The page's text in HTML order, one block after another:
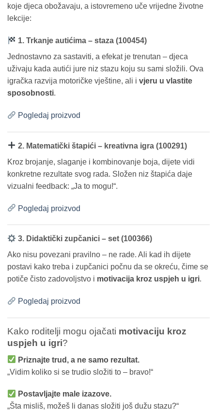
koje djeca obožavaju, a istovremeno uče vrijedne životne
lekcije:
1. Trkanje autićima – staza (100454)
Jednostavno za sastaviti, a efekat je trenutan – djeca
uživaju kada autići jure niz stazu koju su sami složili. Ova
igračka razvija motoričke vještine, ali i vjeru u vlastite
sposobnosti.
Pogledaj proizvod
2. Matematički štapići – kreativna igra (100291)
Kroz brojanje, slaganje i kombinovanje boja, dijete vidi
konkretne rezultate svog rada. Složen niz štapića daje
vizualni feedback: „Ja to mogu!“.
Pogledaj proizvod
3. Didaktički zupčanici – set (100366)
Ako nisu povezani pravilno – ne rade. Ali kad ih dijete
postavi kako treba i zupčanici počnu da se okreću, čime se
potiče čisto zadovoljstvo i motivacija kroz uspjeh u igri.
Pogledaj proizvod
Kako roditelji mogu ojačati motivaciju kroz
uspjeh u igri?
Priznajte trud, a ne samo rezultat.
„Vidim koliko si se trudio složiti to – bravo!“
Postavljajte male izazove.
„Šta misliš, možeš li danas složiti još dužu stazu?“